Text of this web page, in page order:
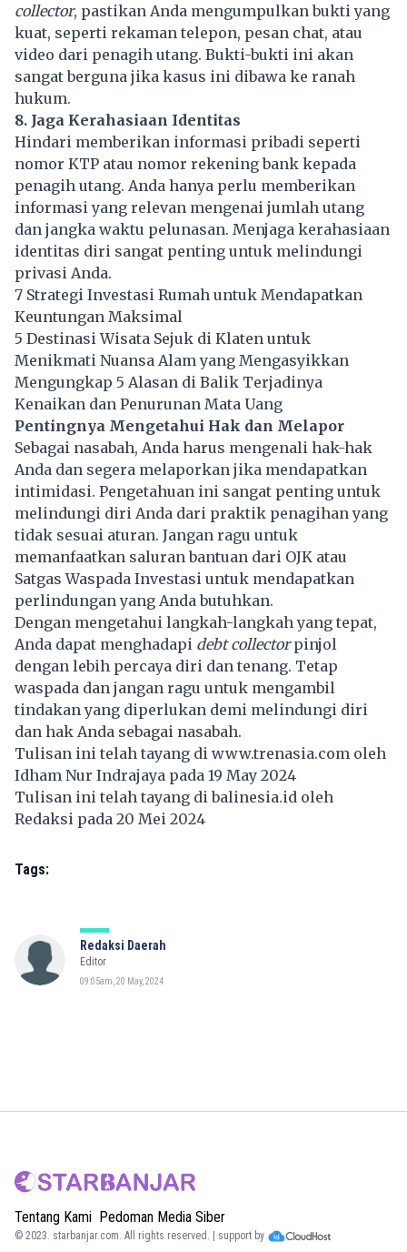
collector, pastikan Anda mengumpulkan bukti yang
kuat, seperti rekaman telepon, pesan chat, atau
video dari penagih utang. Bukti-bukti ini akan
sangat berguna jika kasus ini dibawa ke ranah
hukum.
8. Jaga Kerahasiaan Identitas
Hindari memberikan informasi pribadi seperti
nomor KTP atau nomor rekening bank kepada
penagih utang. Anda hanya perlu memberikan
informasi yang relevan mengenai jumlah utang
dan jangka waktu pelunasan. Menjaga kerahasiaan
identitas diri sangat penting untuk melindungi
privasi Anda.
7 Strategi Investasi Rumah untuk Mendapatkan
Keuntungan Maksimal
5 Destinasi Wisata Sejuk di Klaten untuk
Menikmati Nuansa Alam yang Mengasyikkan
Mengungkap 5 Alasan di Balik Terjadinya
Kenaikan dan Penurunan Mata Uang
Pentingnya Mengetahui Hak dan Melapor
Sebagai nasabah, Anda harus mengenali hak-hak
Anda dan segera melaporkan jika mendapatkan
intimidasi. Pengetahuan ini sangat penting untuk
melindungi diri Anda dari praktik penagihan yang
tidak sesuai aturan. Jangan ragu untuk
memanfaatkan saluran bantuan dari OJK atau
Satgas Waspada Investasi untuk mendapatkan
perlindungan yang Anda butuhkan.
Dengan mengetahui langkah-langkah yang tepat,
Anda dapat menghadapi debt collectorpinjol
dengan lebih percaya diri dan tenang. Tetap
waspada dan jangan ragu untuk mengambil
tindakan yang diperlukan demi melindungi diri
dan hak Anda sebagai nasabah.
Tulisan ini telah tayang di www.trenasia.com oleh
Idham Nur Indrajaya pada 19 May 2024
Tulisan ini telah tayang dibalinesia.id oleh
Redaksi pada 20 Mei 2024
Tags:
Redaksi Daerah
Editor
09:05am, 20 May, 2024
Tentang Kami Pedoman Media Siber
© 2023. starbanjar.com. All rights reserved. | support by